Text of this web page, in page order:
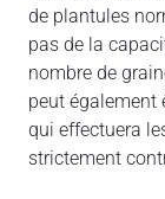
de plantules
pas de la
nombre de
peut également
qui effectuera
strictement